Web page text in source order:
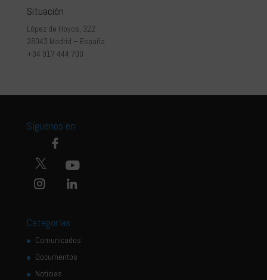
Situación
López de Hoyos, 322
28043 Madrid – España
+34 917 444 700
Síguenos en:
Categorías
Comunicados
Documentos
Noticias